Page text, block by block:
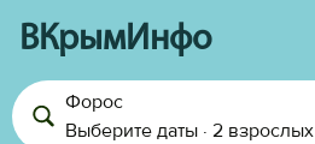
ВКрымИнфо
Войти
Форос
Выберите даты · 2 взрослых